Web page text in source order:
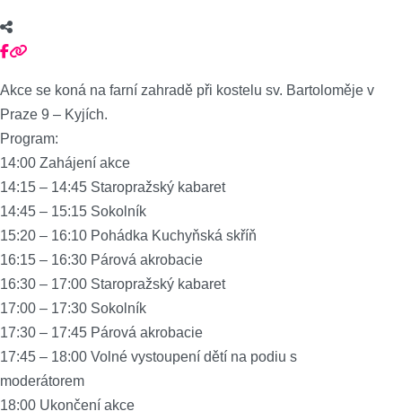
Akce se koná na farní zahradě při kostelu sv. Bartoloměje v
Praze 9 – Kyjích.
Program:
14:00 Zahájení akce
14:15 – 14:45 Staropražský kabaret
14:45 – 15:15 Sokolník
15:20 – 16:10 Pohádka Kuchyňská skříň
16:15 – 16:30 Párová akrobacie
16:30 – 17:00 Staropražský kabaret
17:00 – 17:30 Sokolník
17:30 – 17:45 Párová akrobacie
17:45 – 18:00 Volné vystoupení dětí na podiu s
moderátorem
18:00 Ukončení akce